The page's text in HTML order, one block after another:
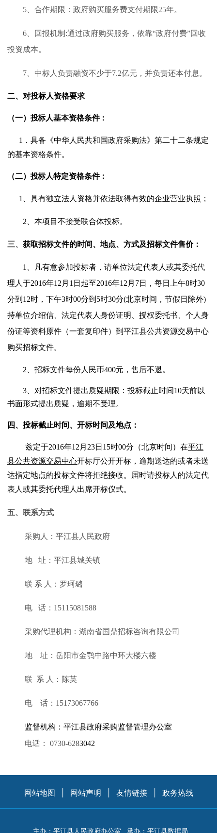
5 、合作期限：政府购买服务费支付期限25年。
6 、回报机制 :通过政府购买服务 ，依靠“政府付费”回收
投资成本。
7 中标人负责融资不少于7.2亿元，并负责还本付息。
二、 对投标人资格要求
（一）投标人基本资格条件：
1．具备《中华人民共和国政府采购法》第二十二条规定
的基本资格条件。
（二）投标人特定资格条件：
1、具有独立法人资格并依法取得有效的企业营业执照；
2、本项目不接受联合体投标。
三、 获取招标文件的时间、地点、方式及招标文件售价：
1、凡有意参加投标者，请单位法定代表人或其委托代
理人于2016年12 月 1 日起至2016年12 月 7日，每日上午8时30
分到12时，下午3时00分到5时30分(北京时间，节假日除外)
持单位介绍信、法定代表人身份证明、授权委托书、个人身
份证等资料原件（一套复印件）到平江县公共资源交易中心
购买招标文件。
2、招标文件每份人民币400元，售后不退。
3 、对招标文件提出质疑期限： 投标截止时间10天前以
书面形式提出质疑，逾期不受理。
四、投标截止时间、开标时间及地点：
兹定于2016年12月23日15时00分 （北京时间）在平江
县公共资源交易中心开标厅公开开标，逾期送达的或者未送
达指定地点的投标文件将拒绝接收。届时请投标人的法定代
表人或其委托代理人出席开标仪式。
五、联系方式
采购人： 平江县人民政府
地 址： 平江县城关镇
联 系 人： 罗珂璐
电 话： 15115081588
采购代理机构：湖南省国鼎招标咨询有限公司
地 址：岳阳市金鹗中路中环大楼六楼
联 系 人： 陈英
电 话： 15173067766
监督机构：平江县政府采购监督管理办公室
电话：
0730-6283042
网站地图 网站声明 友情链接 政务热线
主办：平江县人民政府办公室 承办：平江县数据局